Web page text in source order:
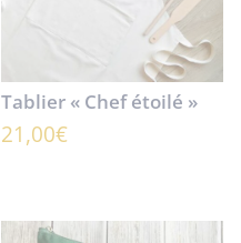
Tablier « Chef étoilé »
21,00€